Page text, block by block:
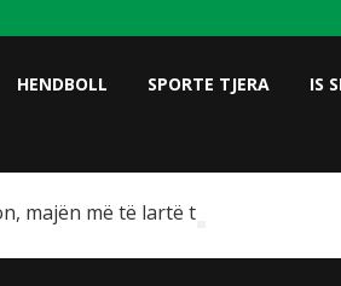
HENDBOLL SPORTE TJERA IS
majën më të lartë të Italisë